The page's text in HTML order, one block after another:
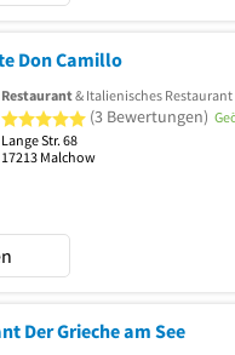
Don Camillo
Restaurant& Italienisches Restaurant
5 von 5 Sternen
(3 Bewertungen)
Lange Str. 68
17213 Malchow
Der Grieche am See